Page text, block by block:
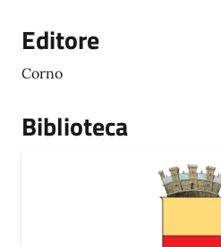
Editore
Corno
Biblioteca